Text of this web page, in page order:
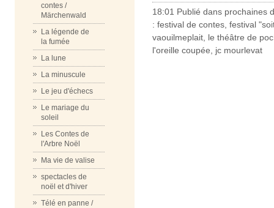
contes /
Märchenwald
La légende de
la fumée
La lune
La minuscule
Le jeu d'échecs
Le mariage du
soleil
Les Contes de
l'Arbre Noël
Ma vie de valise
spectacles de
noël et d'hiver
Télé en panne /
18:01 Publié dans prochaines
: festival de contes festival
vaouilmeplait le théâtre de
l'oreille coupée
jc mourlevat